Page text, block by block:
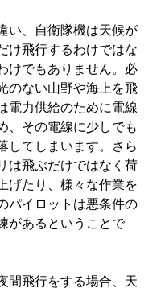
い、自衛隊機は天候が
け飛行するわけではな
けでもありません。必
のない山野や海上を飛
電力供給のために電線
、その電線に少しでも
してしまいます。さら
は飛ぶだけではなく荷
げたり、様々な作業を
パイロットは悪条件の
があるということで
間飛行をする場合、天